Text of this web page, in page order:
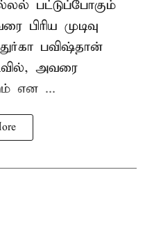
பட்டுப்போகும்
பிரிய முடிவு
பவிஷ்தான்
அவரை
என ...